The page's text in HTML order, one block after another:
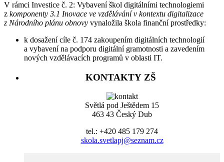
V rámci Investice č. 2: Vybavení škol digitálními technologiemi
z komponenty 3.1 Inovace ve vzdělávání v kontextu digitalizace
z Národního plánu obnovy vynaložila škola finanční prostředky:
k dosažení cíle č. 174 zakoupením digitálních technologií
a vybavení na podporu digitální gramotnosti a zavedením
nových vzdělávacích programů v oblasti IT.
KONTAKTY ZŠ
Světlá pod Ještědem 15
463 43 Český Dub
tel.: +420 485 179 274
skola.svetlapj@seznam.cz